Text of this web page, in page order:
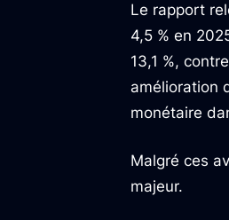
Le rapport
4,5 % en
13,1 %,
amélioration
monétaire
Malgré ces
majeur.